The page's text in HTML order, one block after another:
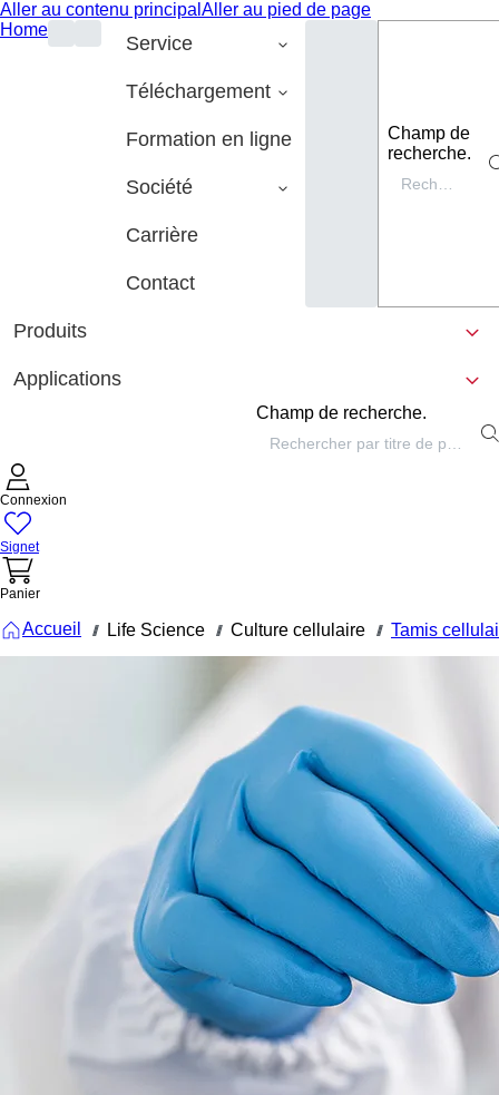
Aller au contenu principal Aller au pied de page
Home
Service
Téléchargement
Formation en ligne
Société
Carrière
Contact
Champ de
recherche.
Produits
Applications
Champ de recherche.
Connexion
Signet
Panier
Accueil /// Life Science /// Culture cellulaire /// Tamis